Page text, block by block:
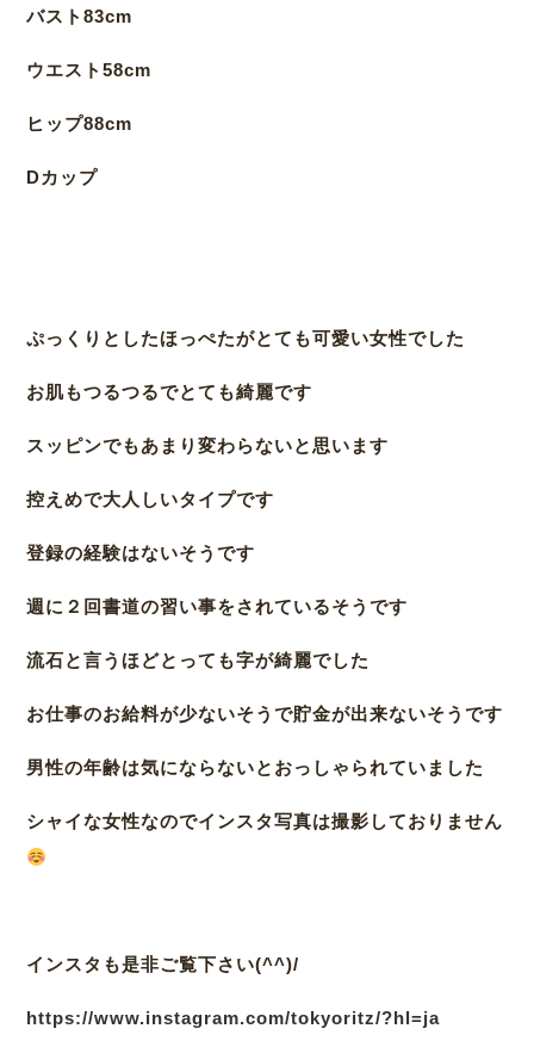
バスト83cm
ウエスト58cm
ヒップ88cm
Dカップ
ぷっくりとしたほっぺたがとても可愛い女性でした
お肌もつるつるでとても綺麗です
スッピンでもあまり変わらないと思います
控えめで大人しいタイプです
登録の経験はないそうです
週に２回書道の習い事をされているそうです
流石と言うほどとっても字が綺麗でした
お仕事のお給料が少ないそうで貯金が出来ないそうです
男性の年齢は気にならないとおっしゃられていました
シャイな女性なのでインスタ写真は撮影しておりません
インスタも是非ご覧下さい(^^)/
https://www.instagram.com/tokyoritz/?hl=ja